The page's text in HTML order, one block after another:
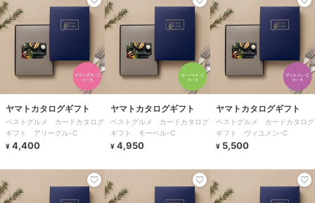
ヤマトカタログギフト
ベストグルメ カードカタログ
ギフト アリーグル-C
¥ 4,400
ヤマトカタログギフト
ベストグルメ カードカタログ
ギフト モーベル-C
¥ 4,950
ヤマトカタログギフト
ベストグルメ カードカタログ
ギフト ヴィユメン-C
¥ 5,500